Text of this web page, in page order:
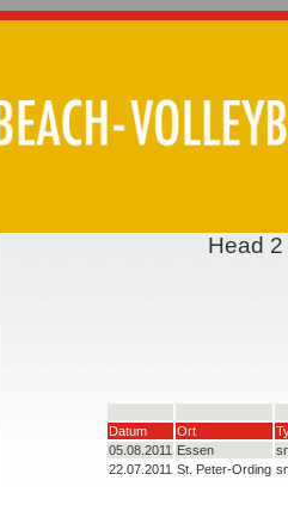
Head
Datum Ort
05.08.2011 Essen
22.07.2011 St. Peter-Ording